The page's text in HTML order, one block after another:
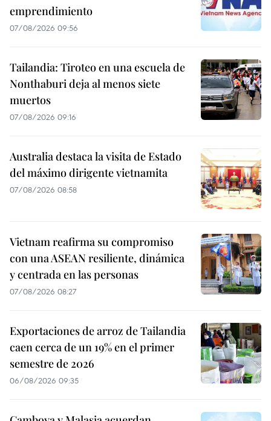
emprendimiento
07/08/2026 09:56
Tailandia: Tiroteo en una escuela de
Nonthaburi deja al menos siete
muertos
07/08/2026 09:16
Australia destaca la visita de Estado
del máximo dirigente vietnamita
07/08/2026 08:58
Vietnam reafirma su compromiso
con una ASEAN resiliente, dinámica
y centrada en las personas
07/08/2026 08:27
Exportaciones de arroz de Tailandia
caen cerca de un 19% en el primer
semestre de 2026
06/08/2026 09:35